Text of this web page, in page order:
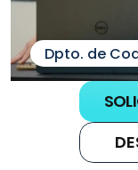
Dpto. de